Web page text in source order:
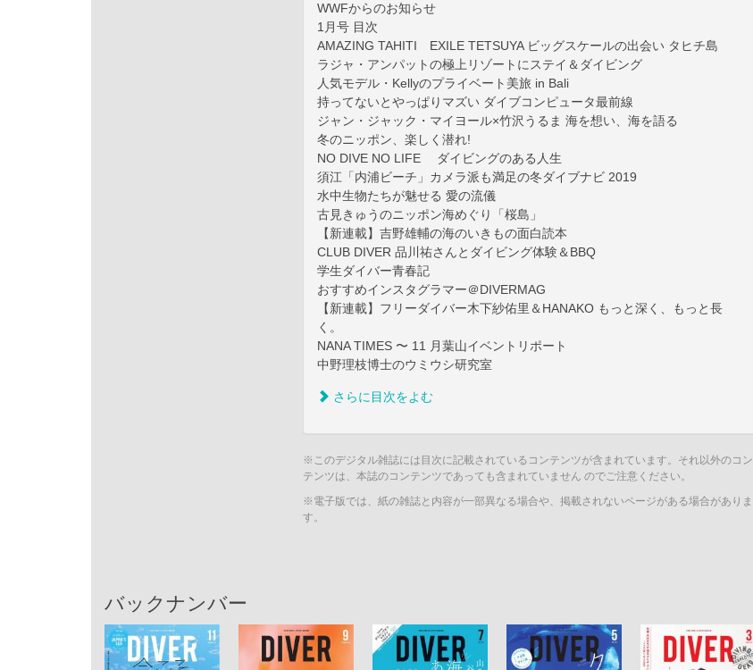
WWFからのお知らせ
1月号 目次
AMAZING TAHITI EXILE TETSUYA ビッグスケールの出会い タヒチ島
ラジャ・アンパットの極上リゾートにステイ＆ダイビング
人気モデル・Kellyのプライベート美旅 in Bali
持ってないとやっぱりマズい ダイブコンピュータ最前線
ジャン・ジャック・マイヨール×竹沢うるま 海を想い、海を語る
冬のニッポン、楽しく潜れ!
NO DIVE NO LIFE ダイビングのある人生
須江「内浦ビーチ」カメラ派も満足の冬ダイブナビ 2019
水中生物たちが魅せる 愛の流儀
古見きゅうのニッポン海めぐり「桜島」
【新連載】吉野雄輔の海のいきもの面白読本
CLUB DIVER 品川祐さんとダイビング体験＆BBQ
学生ダイバー青春記
おすすめインスタグラマー＠DIVERMAG
【新連載】フリーダイバー木下紗佑里＆HANAKO もっと深く、もっと長
く。
NANA TIMES 〜 11 月葉山イベントリポート
中野理枝博士のウミウシ研究室
さらに目次をよむ
※このデジタル雑誌には目次に記載されているコンテンツが含まれています。それ以外のコン
テンツは、本誌のコンテンツであっても含まれていません のでご注意ください。
※電子版では、紙の雑誌と内容が一部異なる場合や、掲載されないページがある場合がありま
す。
バックナンバー